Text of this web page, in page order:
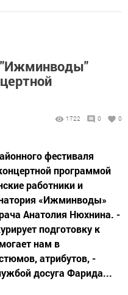
"Ижминводы"
1722 0 0
фестиваля
программой
работники и
«Ижминводы»
Анатолия Нюхнина. -
подготовку к
нам в
атрибутов, -
досуга Фарида...